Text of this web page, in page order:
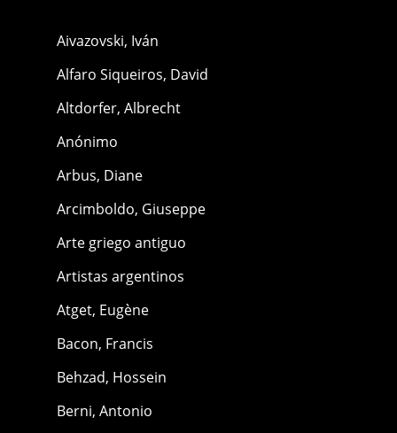
Aivazovski, Iván
Alfaro Siqueiros, David
Altdorfer, Albrecht
Anónimo
Arbus, Diane
Arcimboldo, Giuseppe
Arte griego antiguo
Artistas argentinos
Atget, Eugène
Bacon, Francis
Behzad, Hossein
Berni, Antonio